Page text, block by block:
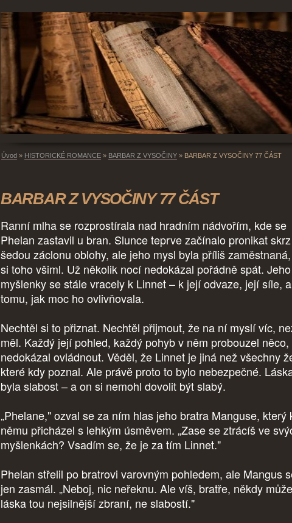
Úvod » HISTORICKÉ ROMANCE » BARBAR Z VYSOČINY » BARBAR Z VYSOČINY 77 ČÁST
BARBAR Z VYSOČINY 77 ČÁST
Ranní mlha se rozprostírala nad hradním nádvořím, kde se
Phelan zastavil u bran. Slunce teprve začínalo pronikat skrz
šedou záclonu oblohy, ale jeho mysl byla příliš
si toho všiml. Už několik nocí nedokázal pořádně spát. Jeho
myšlenky se stále vracely k Linnet – k její odvaze, její síle,
tomu, jak moc ho ovlivňovala.
Nechtěl si to přiznat. Nechtěl přijmout, že na ní myslí víc,
měl. Každý její pohled, každý pohyb v něm probouzel něco,
nedokázal ovládnout. Věděl, že Linnet je jiná než všechny
které kdy poznal. Ale právě proto to bylo nebezpečné.
byla slabost – a on si nemohl dovolit být slabý.
„Phelane," ozval se za ním hlas jeho bratra Manguse, který
němu přicházel s lehkým úsměvem. „Zase se ztrácíš ve
myšlenkách? Vsadím se, že je za tím Linnet."
Phelan střelil po bratrovi varovným pohledem, ale Mangus
jen zasmál. „Neboj, nic neřeknu. Ale víš, bratře, někdy
láska tou nejsilnější zbraní, ne slabostí."